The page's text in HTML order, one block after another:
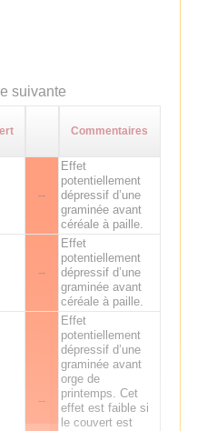
suivante
Commentaires
--
Effet
potentiellement
dépressif d’une
graminée avant
céréale à paille.
--
Effet
potentiellement
dépressif d’une
graminée avant
céréale à paille.
--
Effet
potentiellement
dépressif d’une
graminée avant
orge de
printemps. Cet
effet est faible si
le couvert est